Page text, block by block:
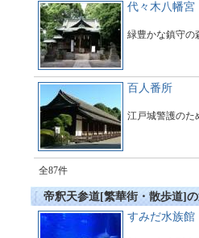
代々木八幡宮
緑豊かな鎮守の
百人番所
江戸城警護のた
全87件
帝釈天参道[繁華街・散歩道]
すみだ水族館